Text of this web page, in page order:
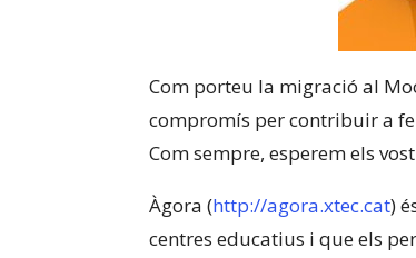
Com porteu la migració al
compromís per contribuir a
Com sempre, esperem els
Àgora (http://agora.xtec.cat)
centres educatius i que els